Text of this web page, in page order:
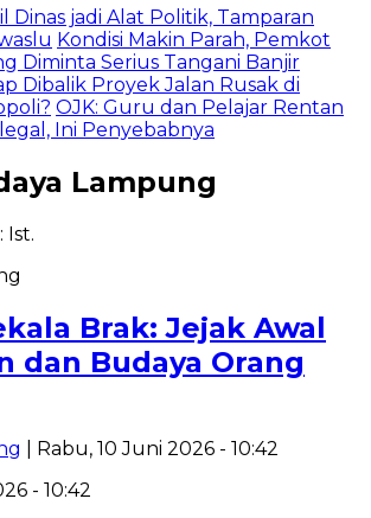
Dinas jadi Alat Politik, Tamparan
Kondisi Makin Parah, Pemkot
Diminta Serius Tangani Banjir
Dibalik Proyek Jalan Rusak di
OJK: Guru dan Pelajar Rentan
Ini Penyebabnya
Lampung
Brak: Jejak Awal
dan Budaya Orang
| Rabu, 10 Juni 2026 - 10:42
- 10:42